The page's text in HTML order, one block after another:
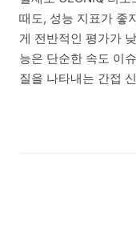
때도, 성능 지표가 좋
게 전반적인 평가가
능은 단순한 속도 이
질을 나타내는 간접